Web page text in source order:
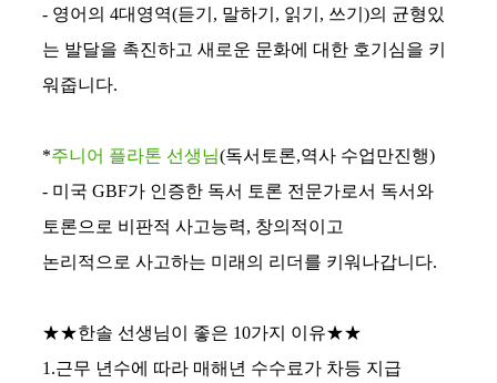
- 영어의 4대영역(듣기, 말하기, 읽기, 쓰기)의 균형있
는 발달을 촉진하고 새로운 문화에 대한 호기심을 키
워줍니다.
*주니어 플라톤 선생님(독서토론,역사 수업만진행)
- 미국 GBF가 인증한 독서 토론 전문가로서 독서와
토론으로 비판적 사고능력, 창의적이고
논리적으로 사고하는 미래의 리더를 키워나갑니다.
★★한솔 선생님이 좋은 10가지 이유★★
1.근무 년수에 따라 매해년 수수료가 차등 지급